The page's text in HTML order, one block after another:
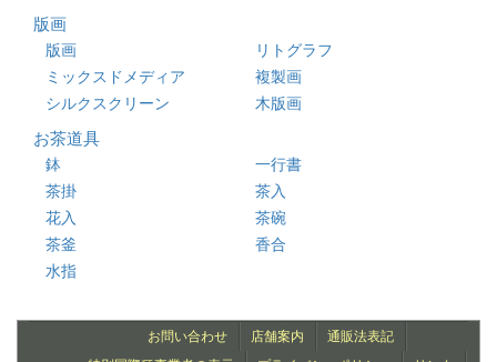
版画
版画
リトグラフ
ミックスドメディア
複製画
シルクスクリーン
木版画
お茶道具
鉢
一行書
茶掛
茶入
花入
茶碗
茶釜
香合
水指
お問い合わせ 店舗案内
通販法表記